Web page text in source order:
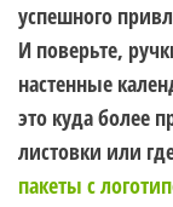
успешного
И поверьте,
настенные
это куда более
листовки или
пакеты с